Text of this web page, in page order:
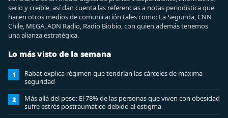
serio y creíble, así dan cuenta las referencias a notas periodística que
hacen otros medios de comunicación tales como: La Segunda, CNN
Chile, MEGA, ADN Radio, Radio Biobio, con quien además tenemos
una alianza estratégica.
Lo más visto de la semana
1
Rabat explica régimen que tendrían las cárceles de máxima
seguridad
2
Más allá del peso: El 78% de las personas que viven con obesidad
sufre estrés postraumático debido al estigma